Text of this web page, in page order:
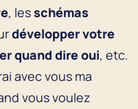
, lesschémas
développer votre
quand dire oui, etc.
avec vous ma
vous voulez